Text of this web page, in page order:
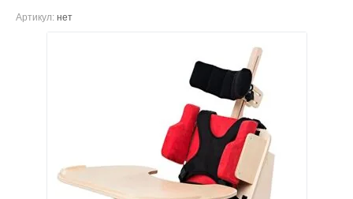
Артикул: нет